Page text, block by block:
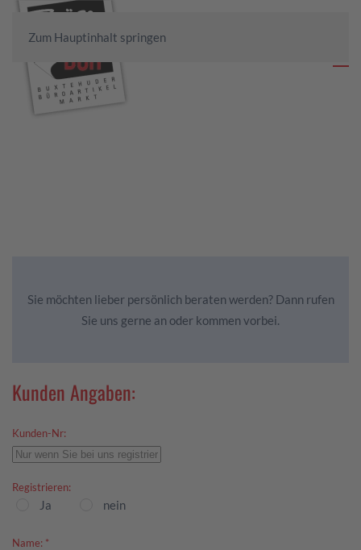
Zum Hauptinhalt springen
Sie möchten lieber persönlich beraten werden? Dann rufen
Sie uns gerne an oder kommen vorbei.
Kunden Angaben:
Kunden-Nr:
Registrieren:
Ja nein
Name: *